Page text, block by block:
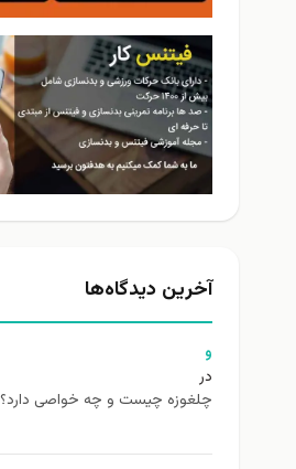
آخرین دیدگاه‌ها
و
در
چلغوزه چیست و چه خواصی دارد؟